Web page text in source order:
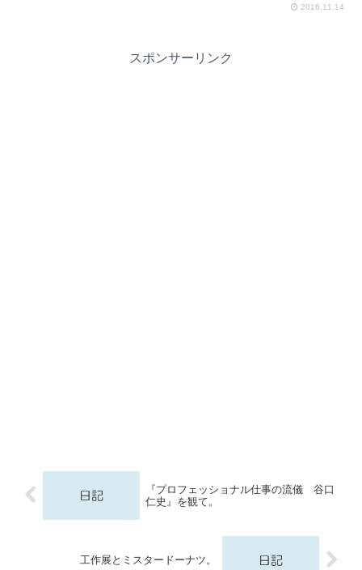
2016.11.14
スポンサーリンク
『プロフェッショナル仕事の流儀 谷口
仁史』を観て。
工作展とミスタードーナツ。